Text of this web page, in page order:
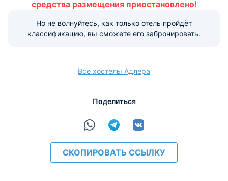
рекомендуем обратиться в отель. Прямые контакты
Условия и правила проживания:
Варианты оплаты, доступные на ресепшене:
Euro/MastercardMaestro
средства размещения приостановлено!
Но не волнуйтесь, как только отель пройдёт
классификацию, вы сможете его забронировать.
Все хостелы Адлера
Поделиться
СКОПИРОВАТЬ ССЫЛКУ